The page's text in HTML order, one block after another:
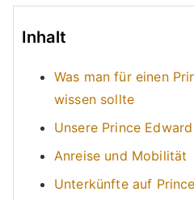
Inhalt
Was man für einen
wissen sollte
Unsere Prince
Anreise und Mobilität
Unterkünfte auf